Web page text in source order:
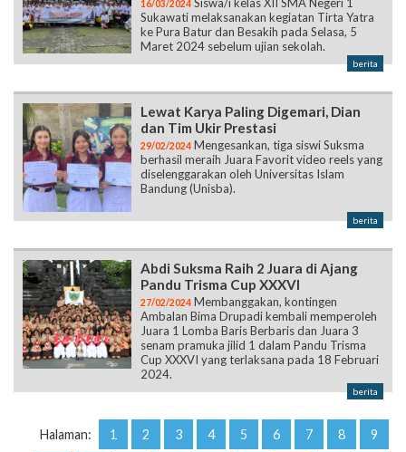
16/03/2024
Sukawati melaksanakan kegiatan Tirta Yatra
ke Pura Batur dan Besakih pada Selasa, 5
Maret 2024 sebelum ujian sekolah.
berita
Lewat Karya Paling Digemari, Dian
dan Tim Ukir Prestasi
29/02/2024 Mengesankan, tiga siswi Suksma
berhasil meraih Juara Favorit video reels yang
diselenggarakan oleh Universitas Islam
Bandung (Unisba).
berita
Abdi Suksma Raih 2 Juara di Ajang
Pandu Trisma Cup XXXVI
27/02/2024 Membanggakan, kontingen
Ambalan Bima Drupadi kembali memperoleh
Juara 1 Lomba Baris Berbaris dan Juara 3
senam pramuka jilid 1 dalam Pandu Trisma
Cup XXXVI yang terlaksana pada 18 Februari
2024.
berita
Halaman: 1 2 3 4 5 6 7 8 9